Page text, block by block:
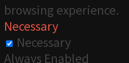
browsing experience.
Necessary
Necessary
Always Enabled